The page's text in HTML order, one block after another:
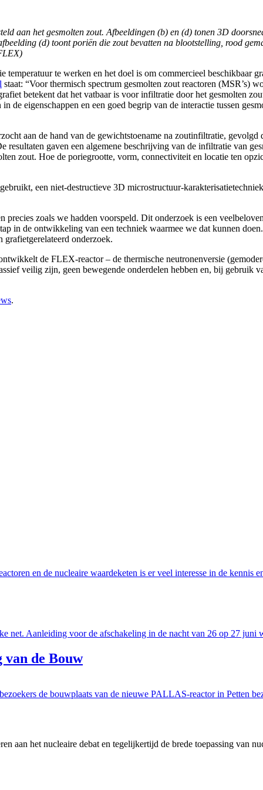
aan het gesmolten zout. Afbeeldingen (b) en (d) tonen 3D
(d) toont poriën die zout bevatten na blootstelling, rood
te werken en het doel is om commercieel beschikbaar
staat: “Voor thermisch spectrum gesmolten zout reactoren (MSR’s)
betekent dat het vatbaar is voor infiltratie door het gesmolten
de eigenschappen en een goed begrip van de interactie tussen
aan de hand van de gewichtstoename na zoutinfiltratie, gevolgd
gaven een algemene beschrijving van de infiltratie van
zout. Hoe de poriegrootte, vorm, connectiviteit en locatie ten
een niet-destructieve 3D microstructuur-
zoals we hadden voorspeld. Dit onderzoek is een
in de ontwikkeling van een techniek waarmee we dat kunnen
grafietgerelateerd onderzoek.
de FLEX-reactor – de thermische neutronenversie
veilig zijn, geen bewegende onderdelen hebben en, bij gebruik
.
en de nucleaire waardeketen is er veel interesse in de kennis
net. Aanleiding voor de afschakeling in de nacht van 26 op 27 juni
van de Bouw
de bouwplaats van de nieuwe PALLAS-reactor in Petten
aan het nucleaire debat en tegelijkertijd de brede toepassing van